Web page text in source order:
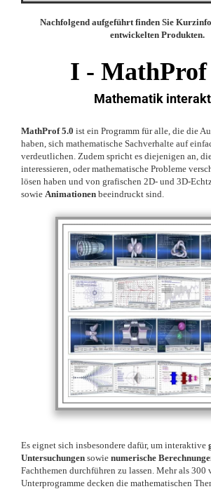
Nachfolgend aufgeführt finden Sie
entwickelten Produkten.
I - MathProf
Mathematik
MathProf 5.0 ist ein Programm für alle, die die
haben, sich mathematische Sachverhalte auf
verdeutlichen. Zudem spricht es diejenigen an,
interessieren, oder mathematische Probleme
lösen haben und von grafischen 2D- und 3D-
sowie Animationen beeindruckt sind.
Es eignet sich insbesondere dafür, um interaktive
Untersuchungen sowie numerische
Fachthemen durchführen zu lassen. Mehr als 300
Unterprogramme decken die mathematischen